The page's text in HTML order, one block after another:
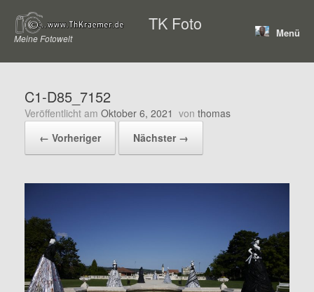
Inhalt
springen
TK Foto
Meine Fotowelt Menü
C1-D85_7152
Veröffentlicht am Oktober 6, 2021 von thomas
← Vorheriger
Nächster →